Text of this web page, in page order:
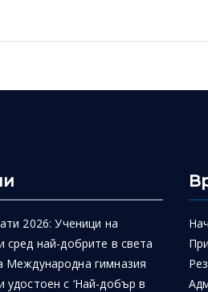
2026: Ученици на
сред най-добрите в света
Международна гимназия
удостоен с ‘Най-добър в